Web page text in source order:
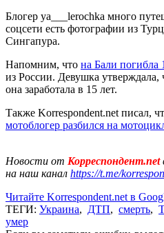
Блогер ya___lerochka много
соцсети есть фотографии из
Сингапура.
Напомним, что на Бали погибла
из России. Девушка
она заработала в 15 лет.
Также Korrespondent.net писал,
мотоблогер разбился на
Новости от Корреспондент.net
на наш канал https://t.me/
Читайте Korrespondent.net в
ТЕГИ: Украина, ДТП, смерть,
умер